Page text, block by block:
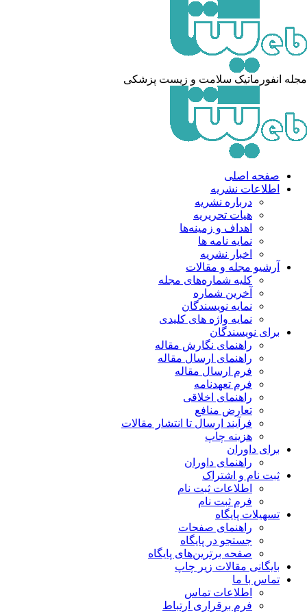
انفورماتیک سلامت و زیست پزشکی
صفحه اصلی
اطلاعات نشریه
درباره نشریه
هیات تحریریه
اهداف و زمینه‌ها
نمایه نامه ها
اخبار نشریه
آرشیو مجله و مقالات
کلیه شماره‌های مجله
آخرین شماره
نمایه نویسندگان
نمایه واژه های کلیدی
برای نویسندگان
راهنمای نگارش مقاله
راهنمای ارسال مقاله
فرم ارسال مقاله
فرم تعهدنامه
راهنمای اخلاقی
تعارض منافع
فرآیند ارسال تا انتشار مقالات
هزینه چاپ
برای داوران
راهنمای داوران
ثبت نام و اشتراک
اطلاعات ثبت نام
فرم ثبت نام
تسهیلات پایگاه
راهنمای صفحات
جستجو در پایگاه
صفحه برترین‌های پایگاه
بایگانی مقالات زیر چاپ
تماس با ما
اطلاعات تماس
فرم برقراری ارتباط